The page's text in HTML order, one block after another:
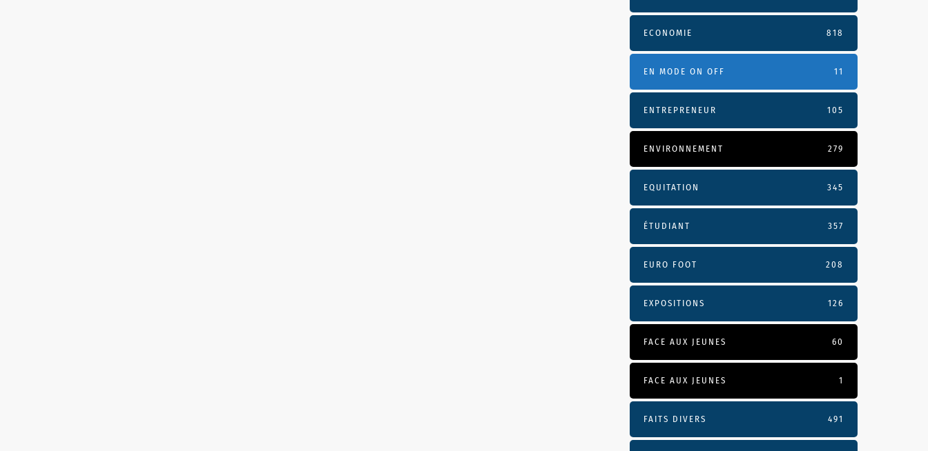
ECONOMIE 818
EN MODE ON OFF 11
ENTREPRENEUR 105
ENVIRONNEMENT 279
EQUITATION 345
ÉTUDIANT 357
EURO FOOT 208
EXPOSITIONS 126
FACE AUX JEUNES 60
FACE AUX JEUNES 1
FAITS DIVERS 491